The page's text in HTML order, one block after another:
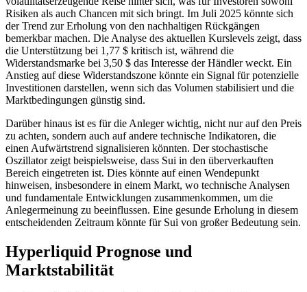
Risiken als auch Chancen mit sich bringt. Im Juli 2025 könnte sich
der Trend zur Erholung von den nachhaltigen Rückgängen
bemerkbar machen. Die Analyse des aktuellen Kurslevels zeigt, dass
die Unterstützung bei 1,77 $ kritisch ist, während die
Widerstandsmarke bei 3,50 $ das Interesse der Händler weckt. Ein
Anstieg auf diese Widerstandszone könnte ein Signal für potenzielle
Investitionen darstellen, wenn sich das Volumen stabilisiert und die
Marktbedingungen günstig sind.
Darüber hinaus ist es für die Anleger wichtig, nicht nur auf den Preis
zu achten, sondern auch auf andere technische Indikatoren, die
einen Aufwärtstrend signalisieren könnten. Der stochastische
Oszillator zeigt beispielsweise, dass Sui in den überverkauften
Bereich eingetreten ist. Dies könnte auf einen Wendepunkt
hinweisen, insbesondere in einem Markt, wo technische Analysen
und fundamentale Entwicklungen zusammenkommen, um die
Anlegermeinung zu beeinflussen. Eine gesunde Erholung in diesem
entscheidenden Zeitraum könnte für Sui von großer Bedeutung sein.
Hyperliquid Prognose und
Marktstabilität